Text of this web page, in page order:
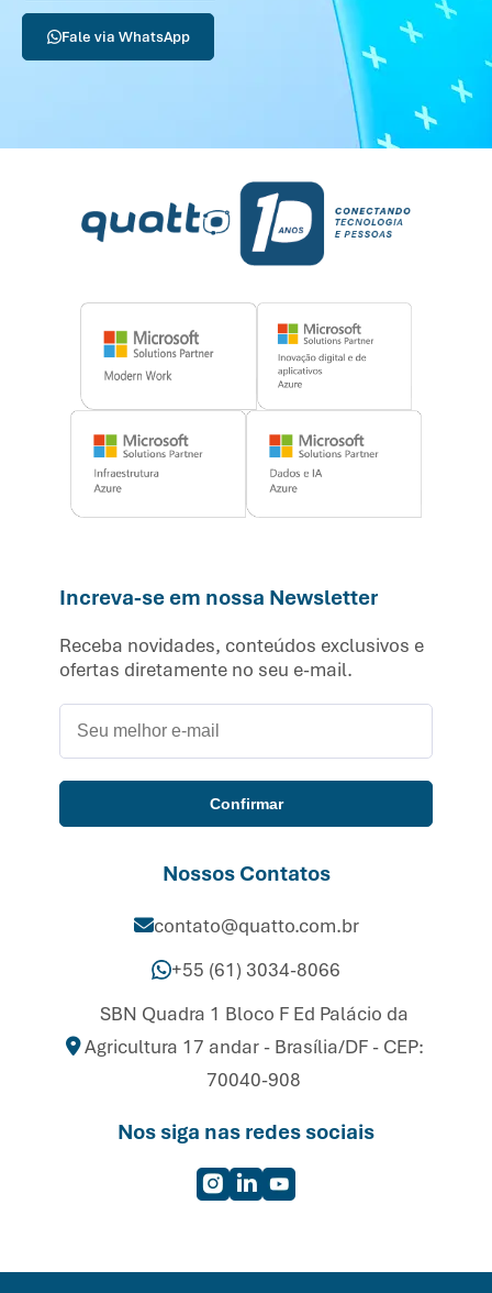
Fale via WhatsApp
Increva-se em nossa Newsletter
Receba novidades, conteúdos exclusivos e
ofertas diretamente no seu e-mail.
Confirmar
Nossos Contatos
contato@quatto.com.br
+55 (61) 3034-8066
SBN Quadra 1 Bloco F Ed Palácio da
Agricultura 17 andar - Brasília/DF - CEP:
70040-908
Nos siga nas redes sociais